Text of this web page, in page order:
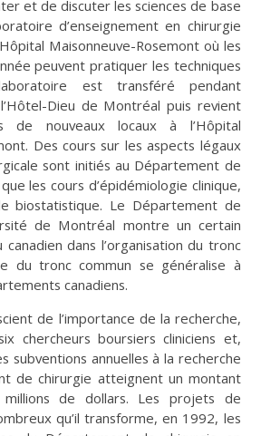
et de discuter les sciences de base
d’enseignement en chirurgie
Maisonneuve-Rosemont où les
peuvent pratiquer les techniques
est transféré pendant
Dieu de Montréal puis revient
nouveaux locaux à l’Hôpital
Des cours sur les aspects légaux
sont initiés au Département de
les cours d’épidémiologie clinique,
biostatistique. Le Département de
de Montréal montre un certain
canadien dans l’organisation du tronc
du tronc commun se généralise à
canadiens.
de l’importance de la recherche,
chercheurs boursiers cliniciens et,
subventions annuelles à la recherche
de chirurgie atteignent un montant
de dollars. Les projets de
qu’il transforme, en 1992, les